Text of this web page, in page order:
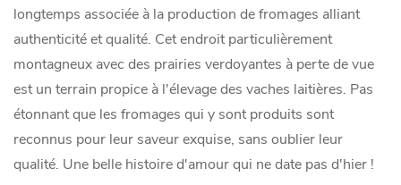
longtemps associée à la production de fromages alliant
authenticité et qualité. Cet endroit particulièrement
montagneux avec des prairies verdoyantes à perte de vue
est un terrain propice à l'élevage des vaches laitières. Pas
étonnant que les fromages qui y sont produits sont
reconnus pour leur saveur exquise, sans oublier leur
qualité. Une belle histoire d'amour qui ne date pas d'hier !